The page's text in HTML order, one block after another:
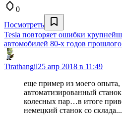
0
Посмотреть
Tesla повторяет ошибки
автомобилей 80-х годов прошлого
Tirathangil25 апр 2018 в 11:49
еще пример из моего опыта,
автоматизированный
колесных пар…в итоге
немецкий станок со склада...